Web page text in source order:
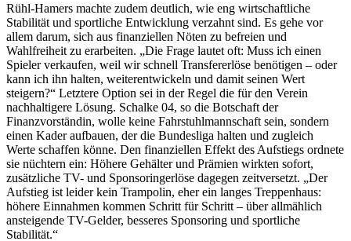
Rühl-Hamers machte zudem deutlich, wie eng wirtschaftliche
Stabilität und sportliche Entwicklung verzahnt sind. Es gehe vor
allem darum, sich aus finanziellen Nöten zu befreien und
Wahlfreiheit zu erarbeiten. „Die Frage lautet oft: Muss ich einen
Spieler verkaufen, weil wir schnell Transfererlöse benötigen – oder
kann ich ihn halten, weiterentwickeln und damit seinen Wert
steigern?“ Letztere Option sei in der Regel die für den Verein
nachhaltigere Lösung. Schalke 04, so die Botschaft der
Finanzvorständin, wolle keine Fahrstuhlmannschaft sein, sondern
einen Kader aufbauen, der die Bundesliga halten und zugleich
Werte schaffen könne. Den finanziellen Effekt des Aufstiegs ordnete
sie nüchtern ein: Höhere Gehälter und Prämien wirkten sofort,
zusätzliche TV- und Sponsoringerlöse dagegen zeitversetzt. „Der
Aufstieg ist leider kein Trampolin, eher ein langes Treppenhaus:
höhere Einnahmen kommen Schritt für Schritt – über allmählich
ansteigende TV-Gelder, besseres Sponsoring und sportliche
Stabilität.“